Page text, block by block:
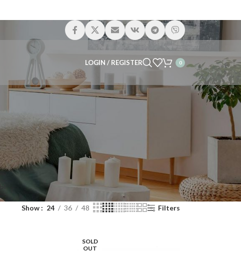
LOGIN / REGISTER 0
Show 24 36 48 Filters
SOLD
OUT